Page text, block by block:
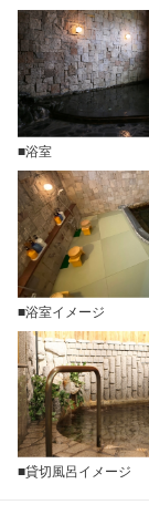
■浴室
■浴室イメージ
■貸切風呂イメージ